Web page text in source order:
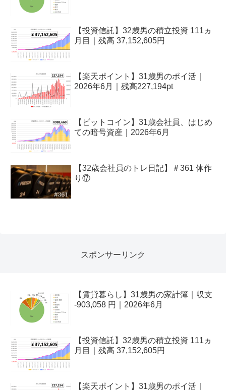
【投資信託】32歳男の積立投資 111ヵ
月目｜残高 37,152,605円
【楽天ポイント】31歳男のポイ活｜
2026年6月｜残高227,194pt
【ビットコイン】31歳会社員、はじめ
ての暗号資産｜2026年6月
【32歳会社員のトレ日記】＃361 体作
り⑰
スポンサーリンク
【賃貸暮らし】31歳男の家計簿｜収支
-903,058 円｜2026年6月
【投資信託】32歳男の積立投資 111ヵ
月目｜残高 37,152,605円
【楽天ポイント】31歳男のポイ活｜